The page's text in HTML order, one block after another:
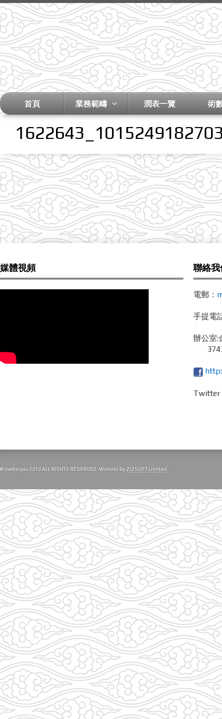
首頁 業務範疇 潤表一覽 術
媒體視頻 聯絡我
電郵：
手提電
辦公室:
© masteryau 2013 ALL RIGHTS RESERVED. Website By ZIZSOFT Limited